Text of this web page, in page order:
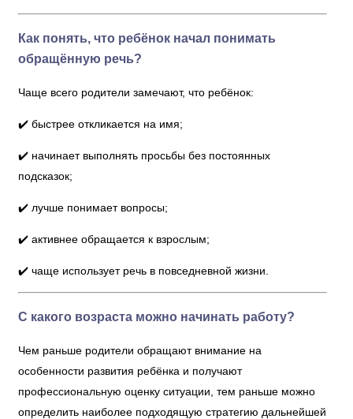
Как понять, что ребёнок начал понимать
обращённую речь?
Чаще всего родители замечают, что ребёнок:
✔️ быстрее откликается на имя;
✔️ начинает выполнять просьбы без постоянных
подсказок;
✔️ лучше понимает вопросы;
✔️ активнее обращается к взрослым;
✔️ чаще использует речь в повседневной жизни.
С какого возраста можно начинать работу?
Чем раньше родители обращают внимание на
особенности развития ребёнка и получают
профессиональную оценку ситуации, тем раньше можно
определить наиболее подходящую стратегию дальнейшей